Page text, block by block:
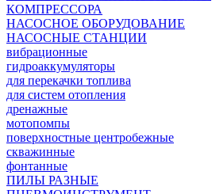
КОМПРЕССОРА
НАСОСНОЕ ОБОРУДОВАНИЕ
НАСОСНЫЕ СТАНЦИИ
вибрационные
гидроаккумуляторы
для перекачки топлива
для систем отопления
дренажные
мотопомпы
поверхностные центробежные
скважинные
фонтанные
ПИЛЫ РАЗНЫЕ